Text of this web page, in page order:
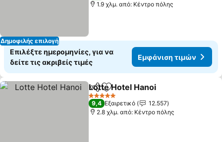
Δημοφιλής επιλογή
1.9 χλμ. από: Κέντρο πόλης
Επιλέξτε ημερομηνίες, για να
δείτε τις ακριβείς τιμές
Εμφάνιση τιμών
Κοινοποίηση
Προσθήκη στα αγαπημένα
Lotte Hotel Hanoi
5 Αστέρια
9,4 Εξαιρετικό
12.557
2.8 χλμ. από: Κέντρο πόλης